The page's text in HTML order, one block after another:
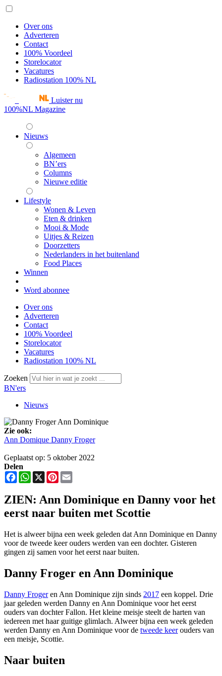
Over ons
Adverteren
Contact
100% Voordeel
Storelocator
Vacatures
Radiostation 100% NL
Luister nu
100%NL Magazine
Nieuws
Algemeen
BN’ers
Columns
Nieuwe editie
Lifestyle
Wonen & Leven
Eten & drinken
Mooi & Mode
Uitjes & Reizen
Doorzetters
Nederlanders in het buitenland
Food Places
Winnen
Word abonnee
Over ons
Adverteren
Contact
100% Voordeel
Storelocator
Vacatures
Radiostation 100% NL
Zoeken
BN'ers
Nieuws
Zie ook:
Ann Domique Danny Froger
Geplaatst op: 5 oktober 2022
Delen
FacebookWhatsApp
X Pinterest
ZIEN: Ann Dominique en Danny voor het
eerst naar buiten met Scottie
Het is alweer bijna een week geleden dat Ann Dominique en Danny
voor de tweede keer ouders werden van een dochter. Gisteren
gingen zij samen voor het eerst naar buiten.
Danny Froger en Ann Dominique
Danny Frogeren Ann Dominique zijn sinds 2017 een koppel. Drie
jaar geleden werden Danny en Ann Dominique voor het eerst
ouders van dochter Fallon. Het kleine meisje steelt de harten van
iedereen met haar guitige glimlach. Alweer bijna een week geleden
werden Danny en Ann Dominique voor de tweede keerouders van
een meisje, Scottie.
Naar buiten